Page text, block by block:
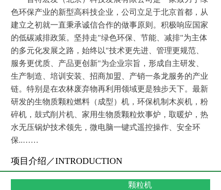
色环保产业的新型高科技企业，公司立足于北京首都，从
建立之初就一直秉承诚信合作的做事原则。积极响应国家
的低碳减排政策。坚持走"绿色环保、节能、减排"为主体
的多元化发展之路，始终以"技术更先进、管理更规范、
服务更优质、产品更创新"为企业宗旨，形成自主研发、
生产制造、培训安装、招商加盟、产销一条龙服务的产业
链。特别是在农林废弃物再利用领域更是独步天下。最新
研发的生物质颗粒燃料（成型）机，环保机制木炭机，粉
碎机，鼓式削片机、家用生物质颗粒炊事炉，取暖炉，热
水无压锅炉技术领先，微电脑一键式遥控操作、安全环
保..……
项目介绍／INTRODUCTION
颗粒机